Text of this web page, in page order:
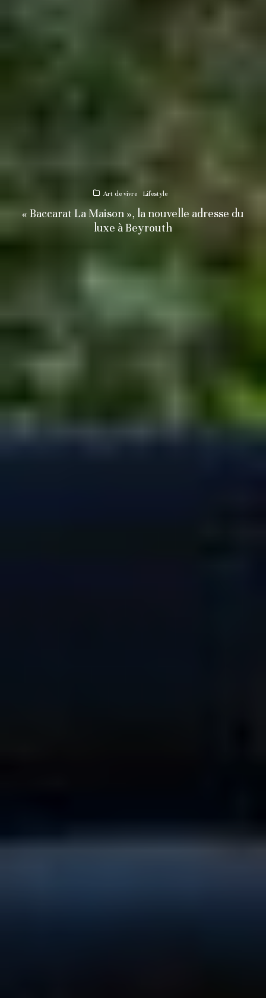
Art de vivre Lifestyle
« Baccarat La Maison », la nouvelle adresse du
luxe à Beyrouth